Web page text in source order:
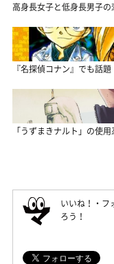
高身長女子と低身長男子
『名探偵コナン』でも話
「うずまきナルト」の使
いいね！・フ
ろう！